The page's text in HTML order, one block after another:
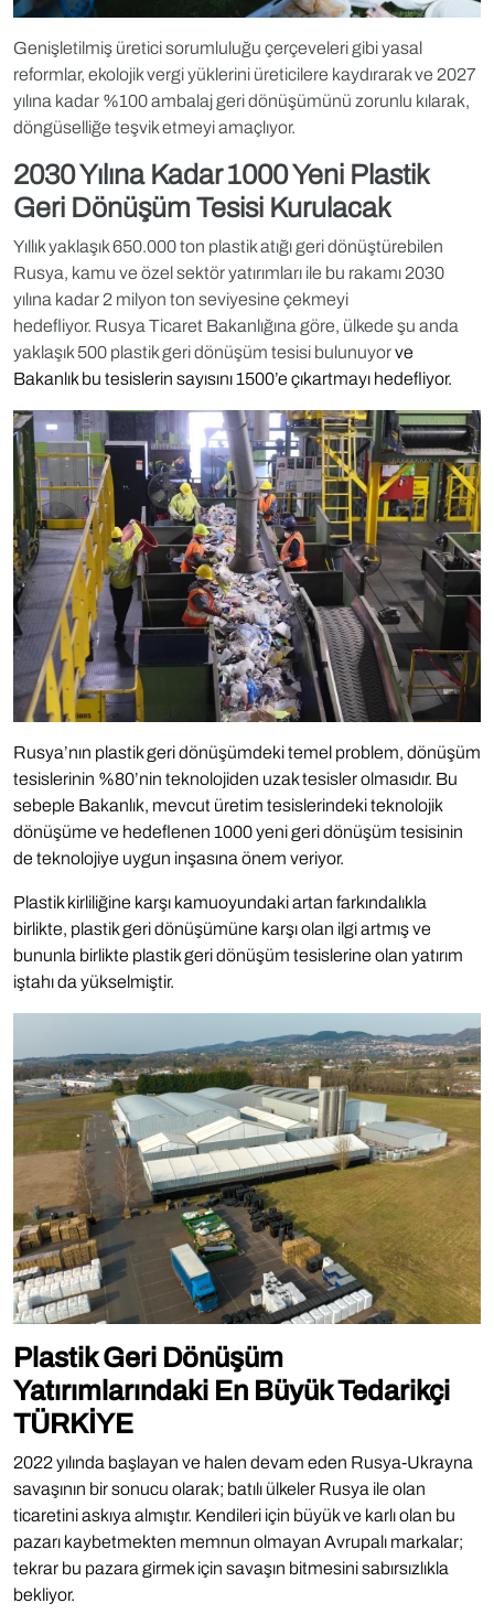
Genişletilmiş üretici sorumluluğu çerçeveleri gibi yasal
reformlar, ekolojik vergi yüklerini üreticilere kaydırarak ve 2027
yılına kadar %100 ambalaj geri dönüşümünü zorunlu kılarak,
döngüselliğe teşvik etmeyi amaçlıyor.
2030 Yılına Kadar 1000 Yeni Plastik
Geri Dönüşüm Tesisi Kurulacak
Yıllık yaklaşık 650.000 ton plastik atığı geri dönüştürebilen
Rusya, kamu ve özel sektör yatırımları ile bu rakamı 2030
yılına kadar 2 milyon ton seviyesine çekmeyi
hedefliyor. Rusya Ticaret Bakanlığına göre, ülkede şu anda
yaklaşık 500 plastik geri dönüşüm tesisi bulunuyorve
Bakanlık bu tesislerin sayısını 1500’e çıkartmayı hedefliyor.
Rusya’nın plastik geri dönüşümdeki temel problem, dönüşüm
tesislerinin %80’nin teknolojiden uzak tesisler olmasıdır. Bu
sebeple Bakanlık, mevcut üretim tesislerindeki teknolojik
dönüşüme ve hedeflenen 1000 yeni geri dönüşüm tesisinin
de teknolojiye uygun inşasına önem veriyor.
Plastik kirliliğine karşı kamuoyundaki artan farkındalıkla
birlikte, plastik geri dönüşümüne karşı olan ilgi artmış ve
bununla birlikte plastik geri dönüşüm tesislerine olan yatırım
iştahı da yükselmiştir.
Plastik Geri Dönüşüm
Yatırımlarındaki En Büyük Tedarikçi
TÜRKİYE
2022 yılında başlayan ve halen devam eden Rusya-Ukrayna
savaşının bir sonucu olarak; batılı ülkeler Rusya ile olan
ticaretini askıya almıştır. Kendileri için büyük ve karlı olan bu
pazarı kaybetmekten memnun olmayan Avrupalı markalar;
tekrar bu pazara girmek için savaşın bitmesini sabırsızlıkla
bekliyor.